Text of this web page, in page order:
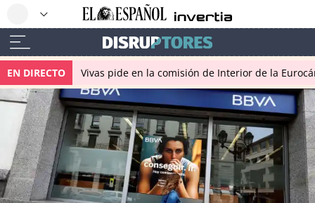
EN DIRECTO Vivas pide en la comisión de Interior de la